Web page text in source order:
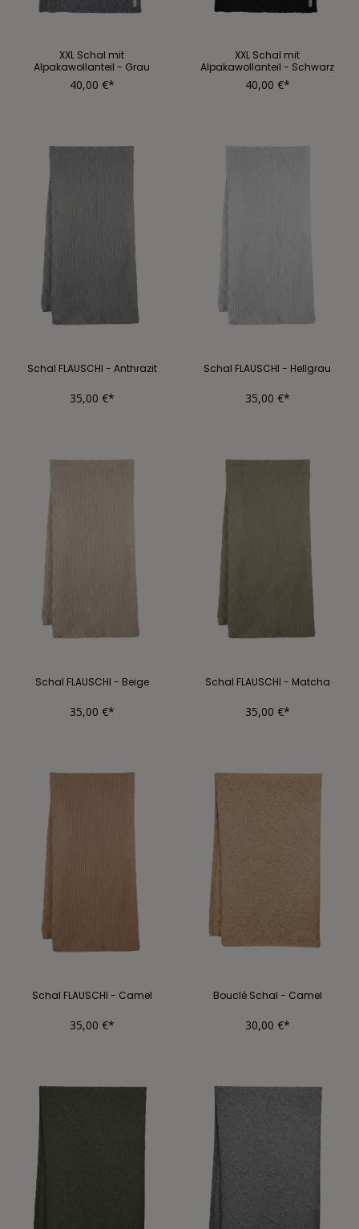
XXL Schal mit
Alpakawollanteil - Grau
40,00 €*
XXL Schal mit
Alpakawollanteil - Schwarz
40,00 €*
Schal FLAUSCHI - Anthrazit
35,00 €*
Schal FLAUSCHI - Hellgrau
35,00 €*
Schal FLAUSCHI - Beige
35,00 €*
Schal FLAUSCHI - Matcha
35,00 €*
Schal FLAUSCHI - Camel
35,00 €*
Bouclé Schal - Camel
30,00 €*